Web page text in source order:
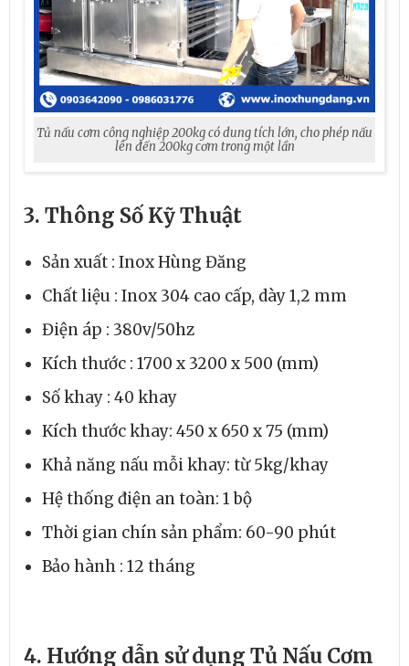
Tủ nấu cơm công nghiệp 200kg có dung tích lớn, cho phép nấu
lên đến 200kg cơm trong một lần
3. Thông Số Kỹ Thuật
Sản xuất : Inox Hùng Đăng
Chất liệu : Inox 304 cao cấp, dày 1,2 mm
Điện áp : 380v/50hz
Kích thước : 1700 x 3200 x 500 (mm)
Số khay : 40 khay
Kích thước khay: 450 x 650 x 75 (mm)
Khả năng nấu mỗi khay: từ 5kg/khay
Hệ thống điện an toàn: 1 bộ
Thời gian chín sản phẩm: 60-90 phút
Bảo hành : 12 tháng
4. Hướng dẫn sử dụng Tủ Nấu Cơm